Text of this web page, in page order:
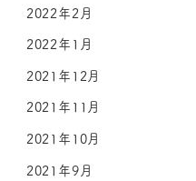
2022年2月
2022年1月
2021年12月
2021年11月
2021年10月
2021年9月